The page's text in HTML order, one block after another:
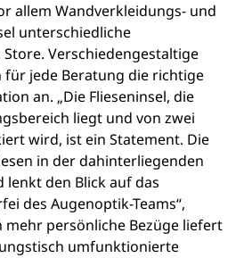
allem Wandverkleidungs- und
unterschiedliche
Verschiedengestaltige
jede Beratung die richtige
an. „Die Flieseninsel, die
liegt und von zwei
wird, ist ein Statement. Die
in der dahinterliegenden
lenkt den Blick auf das
des Augenoptik-Teams“,
mehr persönliche Bezüge liefert
umfunktionierte